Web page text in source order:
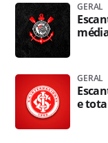
GERAL
GERAL
e